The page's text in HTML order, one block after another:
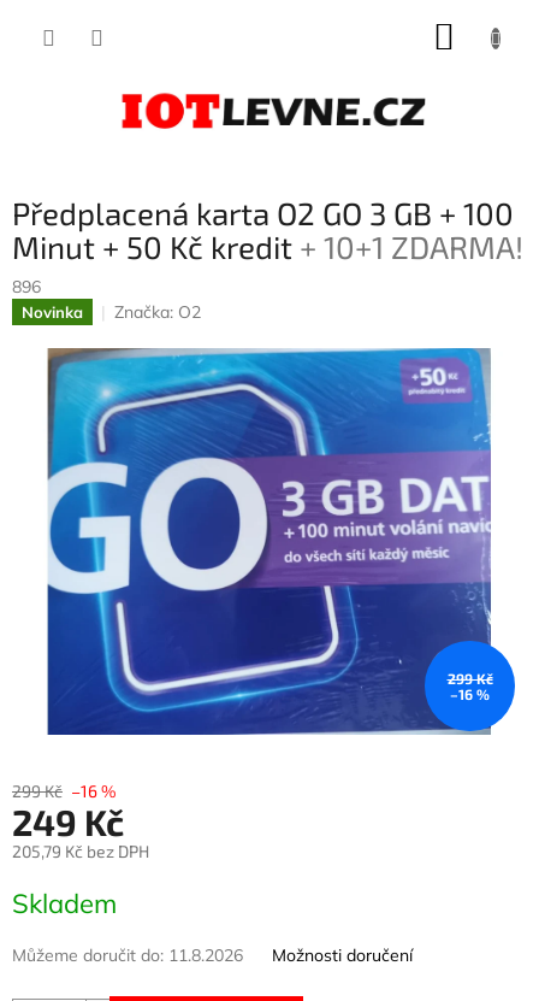
Předplacená karta O2 GO 3 GB + 100
Minut + 50 Kč kredit + 10+1 ZDARMA!
896
Novinka Značka: O2
299 Kč
–16 %
299 Kč –16 %
249 Kč
205,79 Kč bez DPH
cena:
Skladem
Můžeme doručit do: 11.8.2026 Možnosti doručení